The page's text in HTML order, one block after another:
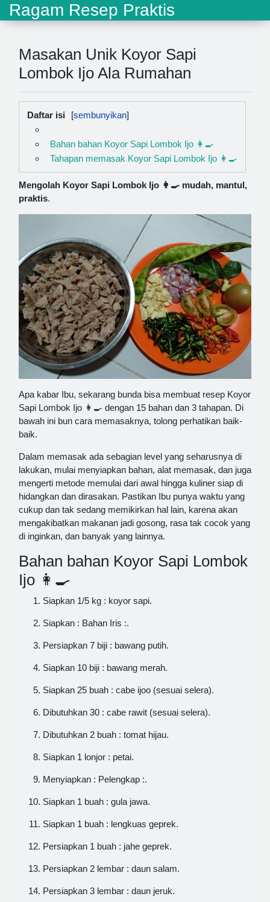
Ragam Resep Praktis
Masakan Unik Koyor Sapi
Lombok Ijo Ala Rumahan
Daftar isi
Bahan bahan Koyor Sapi Lombok Ijo 👩‍🍳
Tahapan memasak Koyor Sapi Lombok Ijo 👩‍🍳
Mengolah Koyor Sapi Lombok Ijo 👩‍🍳 mudah, mantul,
praktis.
Apa kabar Ibu, sekarang bunda bisa membuat resep Koyor
Sapi Lombok Ijo 👩‍🍳 dengan 15 bahan dan 3 tahapan. Di
bawah ini bun cara memasaknya, tolong perhatikan baik-
baik.
Dalam memasak ada sebagian level yang seharusnya di
lakukan, mulai menyiapkan bahan, alat memasak, dan juga
mengerti metode memulai dari awal hingga kuliner siap di
hidangkan dan dirasakan. Pastikan Ibu punya waktu yang
cukup dan tak sedang memikirkan hal lain, karena akan
mengakibatkan makanan jadi gosong, rasa tak cocok yang
di inginkan, dan banyak yang lainnya.
Bahan bahan Koyor Sapi Lombok
Ijo 👩‍🍳
Siapkan 1/5 kg : koyor sapi.
Siapkan : Bahan Iris :.
Persiapkan 7 biji : bawang putih.
Siapkan 10 biji : bawang merah.
Siapkan 25 buah : cabe ijoo (sesuai selera).
Dibutuhkan 30 : cabe rawit (sesuai selera).
Dibutuhkan 2 buah : tomat hijau.
Siapkan 1 lonjor : petai.
Menyiapkan : Pelengkap :.
Siapkan 1 buah : gula jawa.
Siapkan 1 buah : lengkuas geprek.
Persiapkan 1 buah : jahe geprek.
Persiapkan 2 lembar : daun salam.
Persiapkan 3 lembar : daun jeruk.